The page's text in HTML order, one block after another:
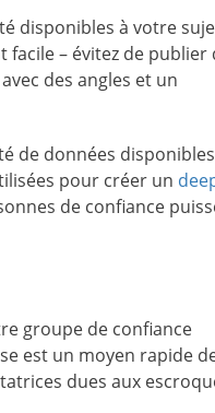
disponibles à votre
– évitez de publier
des angles et un
de données
pour créer un
de confiance
groupe de confiance
est un moyen rapide
dues aux